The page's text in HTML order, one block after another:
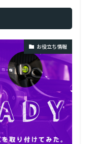
お役立ち情報